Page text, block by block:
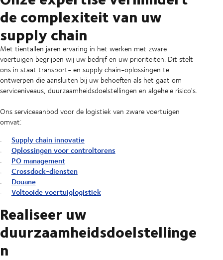
de complexiteit van uw
supply chain
Met tientallen jaren ervaring in het werken met zware
voertuigen begrijpen wij uw bedrijf en uw prioriteiten. Dit stelt
ons in staat transport- en supply chain-oplossingen te
ontwerpen die aansluiten bij uw behoeften als het gaat om
serviceniveaus, duurzaamheidsdoelstellingen en algehele risico's.
Ons serviceaanbod voor de logistiek van zware voertuigen
omvat:
Supply chain innovatie
Oplossingen voor controltorens
PO management
Crossdock-diensten
Douane
Voltooide voertuiglogistiek
Realiseer uw
duurzaamheidsdoelstellinge
n